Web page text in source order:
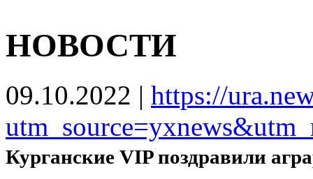
НОВОСТИ
09.10.2022 | https://
Курганские VIP поздравили